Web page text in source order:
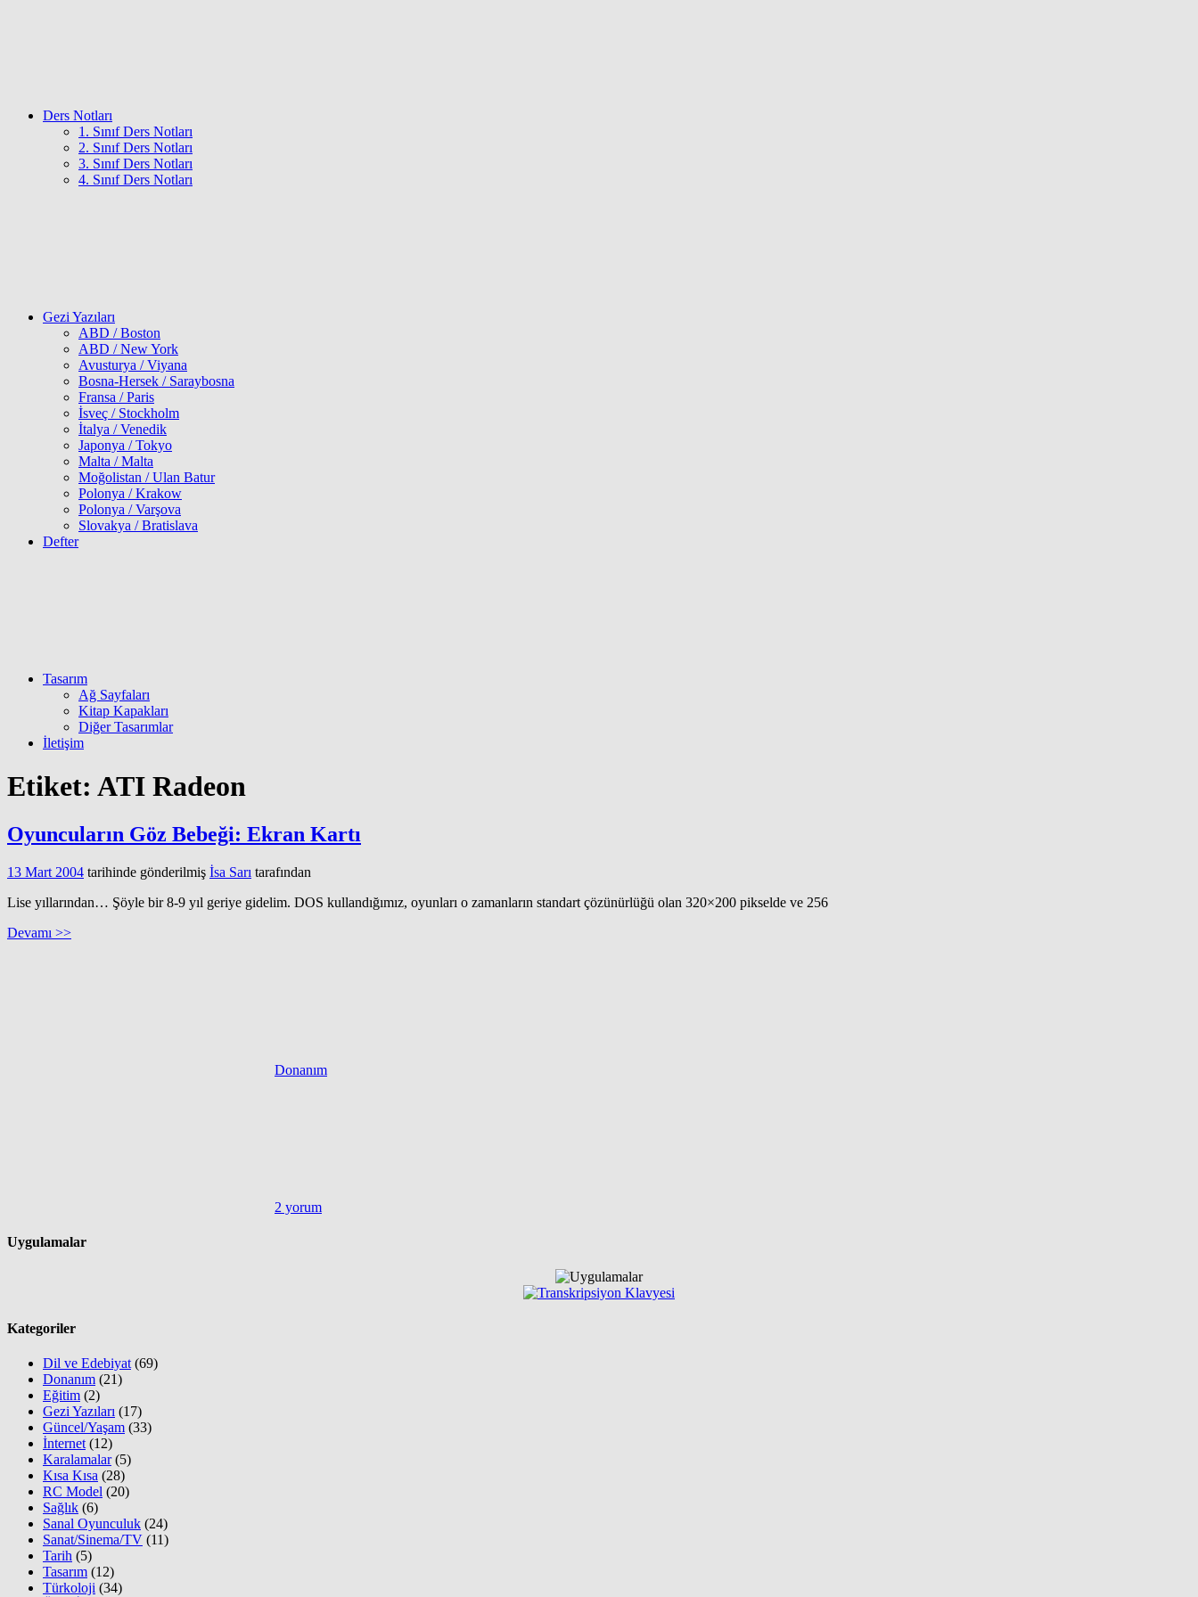
Ders Notları
1. Sınıf Ders Notları
2. Sınıf Ders Notları
3. Sınıf Ders Notları
4. Sınıf Ders Notları
Gezi Yazıları
ABD / Boston
ABD / New York
Avusturya / Viyana
Bosna-Hersek / Saraybosna
Fransa / Paris
İsveç / Stockholm
İtalya / Venedik
Japonya / Tokyo
Malta / Malta
Moğolistan / Ulan Batur
Polonya / Krakow
Polonya / Varşova
Slovakya / Bratislava
Defter
Tasarım
Ağ Sayfaları
Kitap Kapakları
Diğer Tasarımlar
İletişim
Etiket: ATI Radeon
Oyuncuların Göz Bebeği: Ekran Kartı
13 Mart 2004 tarihinde gönderilmiş İsa Sarı tarafından
Lise yıllarından… Şöyle bir 8-9 yıl geriye gidelim. DOS kullandığımız, oyunları o zamanların standart çözünürlüğü olan 320×200 pikselde ve 256
Devamı >>
Donanım
2 yorum
Uygulamalar
Kategoriler
Dil ve Edebiyat (69)
Donanım (21)
Eğitim (2)
Gezi Yazıları (17)
Güncel/Yaşam (33)
İnternet (12)
Karalamalar(5)
Kısa Kısa (28)
RC Model (20)
Sağlık (6)
Sanal Oyunculuk (24)
Sanat/Sinema/TV (11)
Tarih (5)
Tasarım (12)
Türkoloji (34)